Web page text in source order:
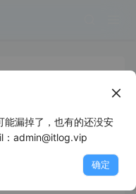
重要信息！
等解决方法
能漏掉了，也有的还没安
：admin@itlog.vip
确定